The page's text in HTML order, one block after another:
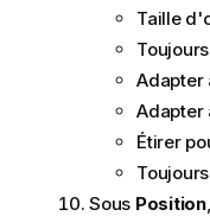
Taille
Adapter
Adapter
Étirer
Sous Position